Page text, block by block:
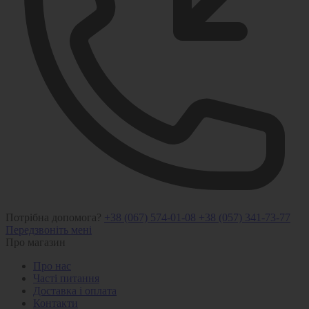
Потрібна допомога? +38 (067) 574-01-08 +38 (057) 341-73-77
Передзвоніть мені
Про магазин
Про нас
Часті питання
Доставка і оплата
Контакти